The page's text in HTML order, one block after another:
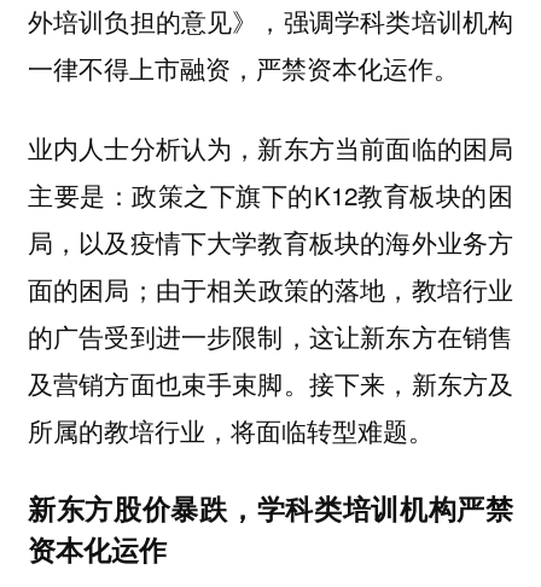
外培训负担的意见》，强调学科类培训机构
一律不得上市融资，严禁资本化运作。
业内人士分析认为，新东方当前面临的困局
主要是：政策之下旗下的K12教育板块的困
局，以及疫情下大学教育板块的海外业务方
面的困局；由于相关政策的落地，教培行业
的广告受到进一步限制，这让新东方在销售
及营销方面也束手束脚。接下来，新东方及
所属的教培行业，将面临转型难题。
新东方股价暴跌，学科类培训机构严禁
资本化运作